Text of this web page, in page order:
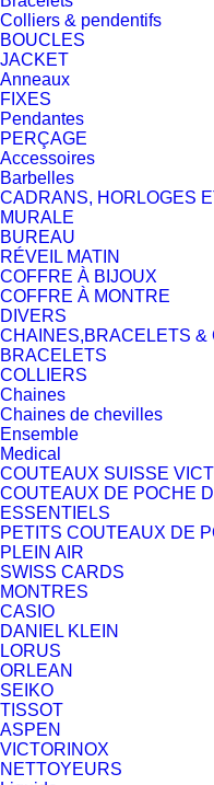
Colliers & pendentifs
BOUCLES
JACKET
Anneaux
FIXES
Pendantes
PERÇAGE
Accessoires
Barbelles
CADRANS, HORLOGES
MURALE
BUREAU
RÉVEIL MATIN
COFFRE À BIJOUX
COFFRE À MONTRE
DIVERS
CHAINES,BRACELETS &
BRACELETS
COLLIERS
Chaines
Chaines de chevilles
Ensemble
Medical
COUTEAUX SUISSE
COUTEAUX DE POCHE
ESSENTIELS
PETITS COUTEAUX DE
PLEIN AIR
SWISS CARDS
MONTRES
CASIO
DANIEL KLEIN
LORUS
ORLEAN
SEIKO
TISSOT
ASPEN
VICTORINOX
NETTOYEURS